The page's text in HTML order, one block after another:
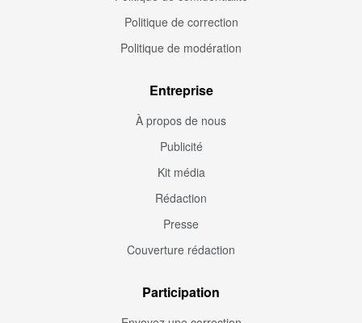
Politique de correction
Politique de modération
Entreprise
À propos de nous
Publicité
Kit média
Rédaction
Presse
Couverture rédaction
Participation